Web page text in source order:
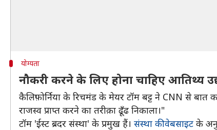
योग्यता
नौकरी करने के लिए होना चाहिए आतिथ्य
कैलिफ़ोर्निया के रिचमंड के मेयर टॉम बट्ट ने CNN से
राजस्व प्राप्त करने का तरीक़ा ढूँढ निकाला।"
टॉम 'ईस्ट ब्रदर संस्था' के प्रमुख हैं। संस्था की वेबसाइट के